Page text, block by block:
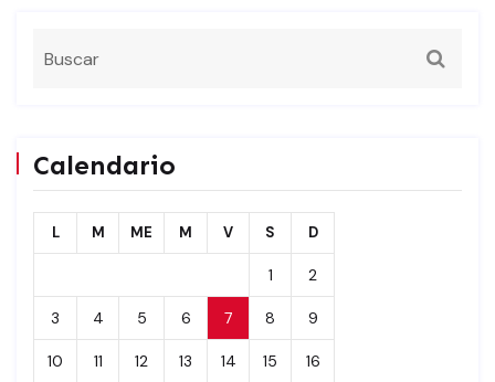
Calendario
L M ME M V S D
1 2
3 4 5 6 7 8 9
10 11 12 13 14 15 16